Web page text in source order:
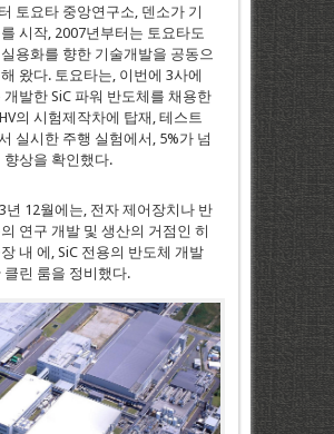
토요타 중앙연구소, 덴소가 기
시작, 2007년부터는 토요타도
용화를 향한 기술개발을 공동으
왔다. 토요타는, 이번에 3사에
개발한 SiC 파워 반도체를 채용한
의 시험제작차에 탑재, 테스트
실시한 주행 실험에서, 5%가 넘
향상을 확인했다.
년 12월에는, 전자 제어장치나 반
연구 개발 및 생산의 거점인 히
내 에, SiC 전용의 반도체 개발
클린 룸을 정비했다.